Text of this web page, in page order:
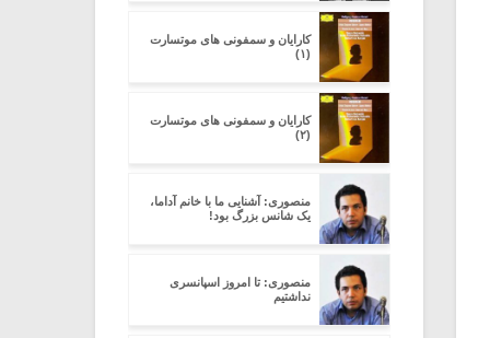
کارایان و سمفونی های موتسارت
(۱)
کارایان و سمفونی های موتسارت
(۲)
منصوری: آشنایی ما با خانم آداما،
یک شانس بزرگ بود!
منصوری: تا امروز اسپانسری
نداشتیم